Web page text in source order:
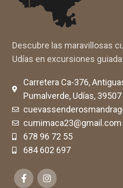
Descubre las maravillosas
Udías en excursiones
Carretera Ca-376,
Pumalverde, Udías,
cumimaca23@gmail.com
678 96 72 55
684 602 697